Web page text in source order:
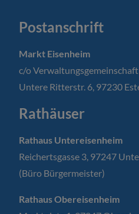
Postanschrift
Markt Eisenheim
c/o
Untere Ritterstr. 6, 97230
Rathäuser
Rathaus Untereisenheim
Reichertsgasse 3, 97247
(Büro Bürgermeister)
Rathaus Obereisenheim